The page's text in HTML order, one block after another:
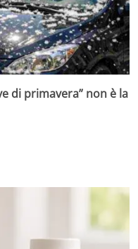
di primavera” non è la